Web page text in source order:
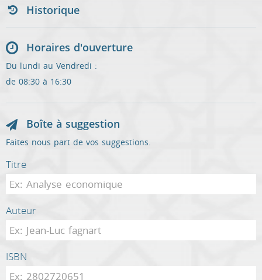
Historique
Horaires d'ouverture
Du lundi au Vendredi :
de 08:30 à 16:30
Boîte à suggestion
Faites nous part de vos suggestions.
Titre
Auteur
ISBN